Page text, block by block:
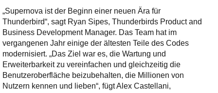
„Supernova ist der Beginn einer neuen Ära für
Thunderbird“, sagt Ryan Sipes, Thunderbirds Product and
Business Development Manager. Das Team hat im
vergangenen Jahr einige der ältesten Teile des Codes
modernisiert. „Das Ziel war es, die Wartung und
Erweiterbarkeit zu vereinfachen und gleichzeitig die
Benutzeroberfläche beizubehalten, die Millionen von
Nutzern kennen und lieben“, fügt Alex Castellani,